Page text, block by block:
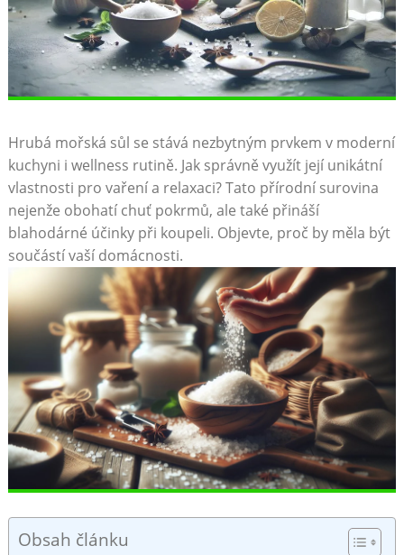
Hrubá mořská sůl se stává nezbytným prvkem v moderní
kuchyni ​i wellness rutině.‌ Jak správně využít​ její unikátní
vlastnosti pro vaření ​a relaxaci? Tato ‌přírodní surovina
nejenže‍ obohatí chuť pokrmů, ale také přináší
blahodárné ​účinky při koupeli. Objevte, proč by měla být
součástí vaší domácnosti.
Obsah článku